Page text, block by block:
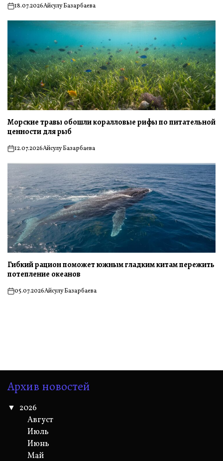
on18.07.2026Айсулу Базарбаева
Морские травы обошли коралловые рифы по питательной
ценности для рыб
on12.07.2026Айсулу Базарбаева
Гибкий рацион поможет южным гладким китам пережить
потепление океанов
on05.07.2026Айсулу Базарбаева
Архив новостей
2026
Август
Июль
Июнь
Май